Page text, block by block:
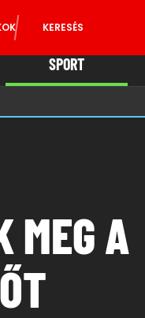
KERESÉS
SPORT
MEG A